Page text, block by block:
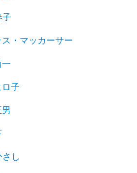
・マッカーサー
子
し